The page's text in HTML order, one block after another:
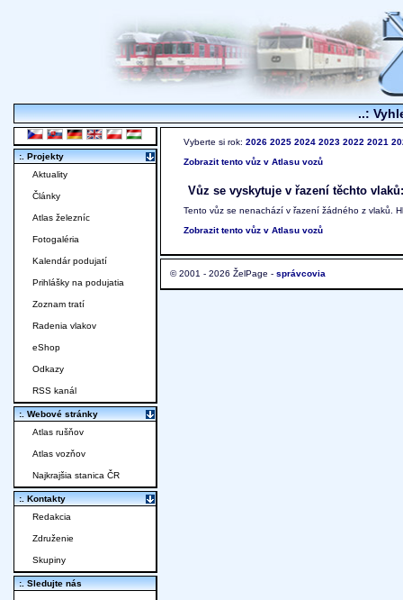
..:
Vyberte si rok: 2026 2025 2024 2023 2022 2021
Zobrazit tento vůz v Atlasu vozů
Vůz se vyskytuje v řazení těchto vlaků:
Tento vůz se nenachází v řazení žádného z vlaků.
Zobrazit tento vůz v Atlasu vozů
© 2001 - 2026 ŽelPage - správcovia
:. Projekty
Aktuality
Články
Atlas železníc
Fotogaléria
Kalendár podujatí
Prihlášky na podujatia
Zoznam tratí
Radenia vlakov
eShop
Odkazy
RSS kanál
:. Webové stránky
Atlas rušňov
Atlas vozňov
Najkrajšia stanica ČR
:. Kontakty
Redakcia
Združenie
Skupiny
:. Sledujte nás